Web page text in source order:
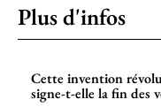
Plus d'infos
Cette invention
signe-t-elle la fin des